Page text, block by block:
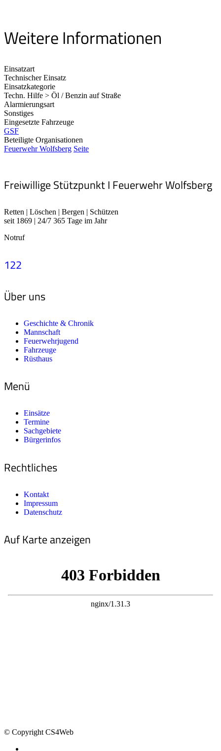
Weitere Informationen
Einsatzart
Technischer Einsatz
Einsatzkategorie
Techn. Hilfe > Öl / Benzin auf Straße
Alarmierungsart
Sonstiges
Eingesetzte Fahrzeuge
GSF
Beteiligte Organisationen
Feuerwehr Wolfsberg Seite
Freiwillige Stützpunkt I Feuerwehr Wolfsberg
Retten | Löschen | Bergen | Schützen
seit 1869 | 24/7 365 Tage im Jahr
Notruf
122
Über uns
Geschichte & Chronik
Mannschaft
Feuerwehrjugend
Fahrzeuge
Rüsthaus
Menü
Einsätze
Termine
Sachgebiete
Bürgerinfos
Rechtliches
Kontakt
Impressum
Datenschutz
Auf Karte anzeigen
© Copyright CS4Web